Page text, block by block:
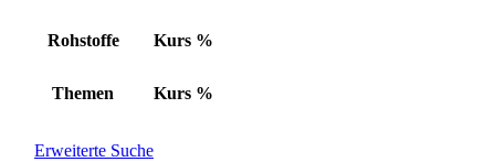
Rohstoffe Kurs %
Themen Kurs %
Erweiterte Suche